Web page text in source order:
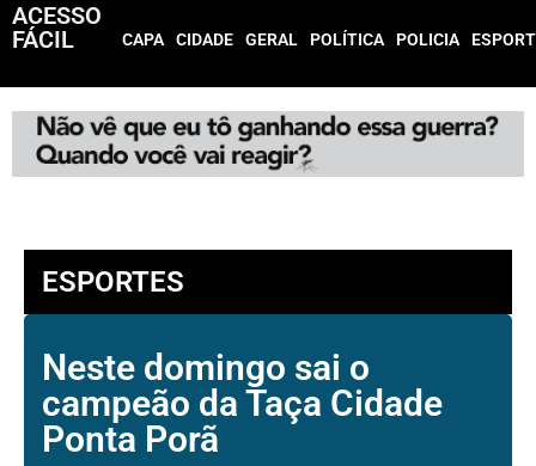
ACESSO
FÁCIL
CAPA CIDADE GERAL POLÍTICA POLICIA
ESPORTES
Neste domingo sai o
campeão da Taça Cidade
Ponta Porã